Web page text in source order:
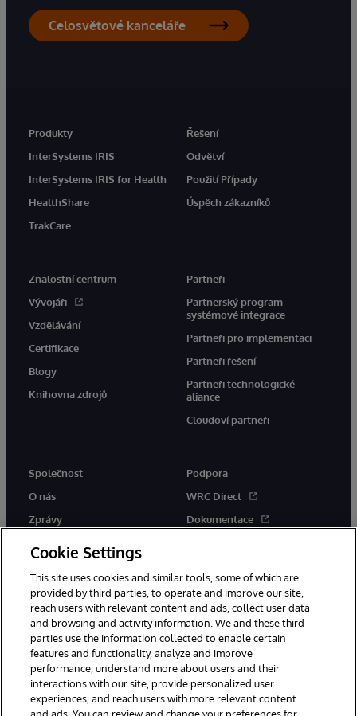
Celosvětové kanceláře
Produkty
InterSystems IRIS
InterSystems IRIS for Health
HealthShare
TrakCare
Řešení
Odvětví
Použití Případy
Úspěch zákazníků
Znalostní centrum
Vývojáři
Vzdělávání
Certifikace
Blogy
Knihovna zdrojů
Partneři
Partnerský program
systémové integrace
Partneři pro implementaci
Partneři řešení
Partneři technologické
aliance
Cloudoví partneři
Společnost
O nás
Zprávy
Podpora
WRC Direct
Dokumentace
© 1996-2026 InterSystems Corporation, Boston, MA. Všechna práva
vyhrazena.
Oznámení/podmínky a pravidla
Cookie Settings
This site uses cookies and similar tools, some of which are
provided by third parties, to operate and improve our site,
reach users with relevant content and ads, collect user data
and browsing and activity information. We and these third
parties use the information collected to enable certain
features and functionality, analyze and improve
performance, understand more about users and their
interactions with our site, provide personalized user
experiences, and reach users with more relevant content